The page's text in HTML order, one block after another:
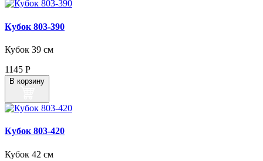
Кубок 803‑390
Кубок 39 см
1145 Р
В корзину
Кубок 803‑420
Кубок 42 см